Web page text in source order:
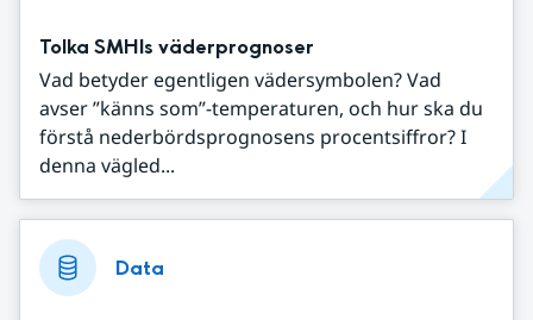
Tolka SMHIs väderprognoser
Vad betyder egentligen vädersymbolen? Vad
avser ”känns som”-temperaturen, och hur ska du
förstå nederbördsprognosens procentsiffror? I
denna vägled...
Data